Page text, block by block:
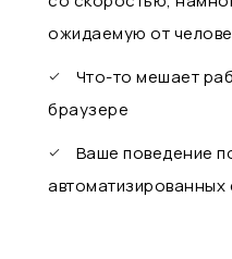
ожидаемую от
Что-то мешает
браузере
Ваше поведение
автоматизированных